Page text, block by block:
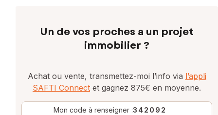
Un de vos proches a un projet
immobilier ?
Achat ou vente, transmettez-moi l’info via l’appli
SAFTI Connect et gagnez 875€ en moyenne.
Mon code à renseigner :342092